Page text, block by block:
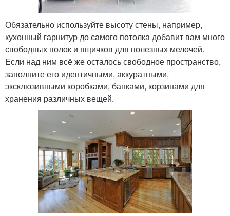
Обязательно используйте высоту стены, например,
кухонный гарнитур до самого потолка добавит вам много
свободных полок и ящичков для полезных мелочей.
Если над ним всё же осталось свободное пространство,
заполните его идентичными, аккуратными,
эксклюзивными коробками, банками, корзинами для
хранения различных вещей.